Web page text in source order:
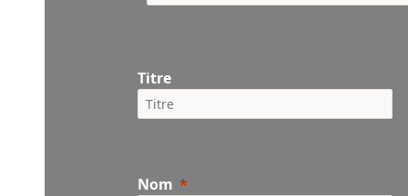
Titre
Nom